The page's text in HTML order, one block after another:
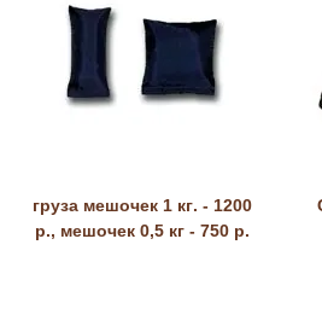
груза мешочек 1 кг. - 1200
р., мешочек 0,5 кг - 750 р.